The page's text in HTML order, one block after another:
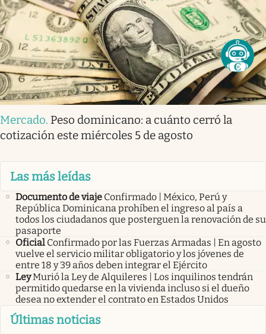
Mercado. Peso dominicano: a cuánto cerró la
cotización este miércoles 5 de agosto
Las más leídas
Documento de viaje Confirmado | México, Perú y
República Dominicana prohíben el ingreso al país a
todos los ciudadanos que posterguen la renovación de su
pasaporte
Oficial Confirmado por las Fuerzas Armadas | En agosto
vuelve el servicio militar obligatorio y los jóvenes de
entre 18 y 39 años deben integrar el Ejército
LeyMurió la Ley de Alquileres | Los inquilinos tendrán
permitido quedarse en la vivienda incluso si el dueño
desea no extender el contrato en Estados Unidos
Últimas noticias